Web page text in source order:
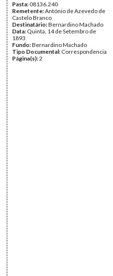
Pasta:08136.240
Remetente:António de Azevedo de
Castelo Branco
Destinatário:Bernardino Machado
Data: Quinta, 14 de Setembro de
1893
Fundo:Bernardino Machado
Tipo Documental: Correspondencia
Página(s):2